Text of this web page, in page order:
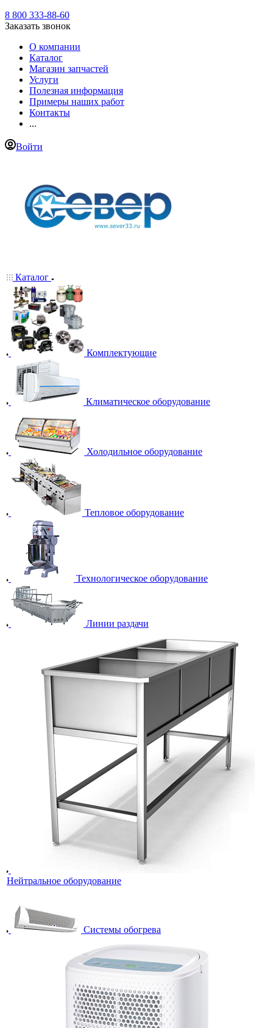
8 800 333-88-60
Заказать звонок
О компании
Каталог
Магазин запчастей
Услуги
Полезная информация
Примеры наших работ
Контакты
...
Войти
Каталог
Комплектующие
Климатическое оборудование
Холодильное оборудование
Тепловое оборудование
Технологическое оборудование
Линии раздачи
Нейтральное оборудование
Системы обогрева